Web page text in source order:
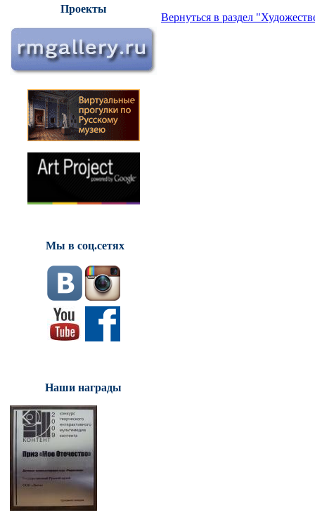
Проекты
Мы в соц.сетях
Наши награды
Вернуться в раздел